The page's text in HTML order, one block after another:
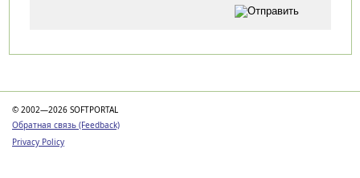
© 2002—2026 SOFTPORTAL
Обратная связь (Feedback)
Privacy Policy